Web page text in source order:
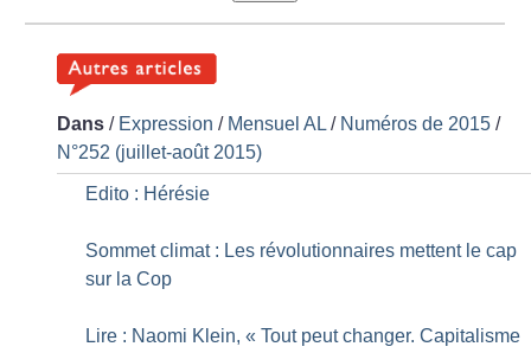
Dans / Expression / Mensuel AL/ Numéros de 2015 /
N°252 (juillet-août 2015)
Edito : Hérésie
Sommet climat : Les révolutionnaires mettent le cap
sur la Cop
Lire : Naomi Klein, « Tout peut changer. Capitalisme